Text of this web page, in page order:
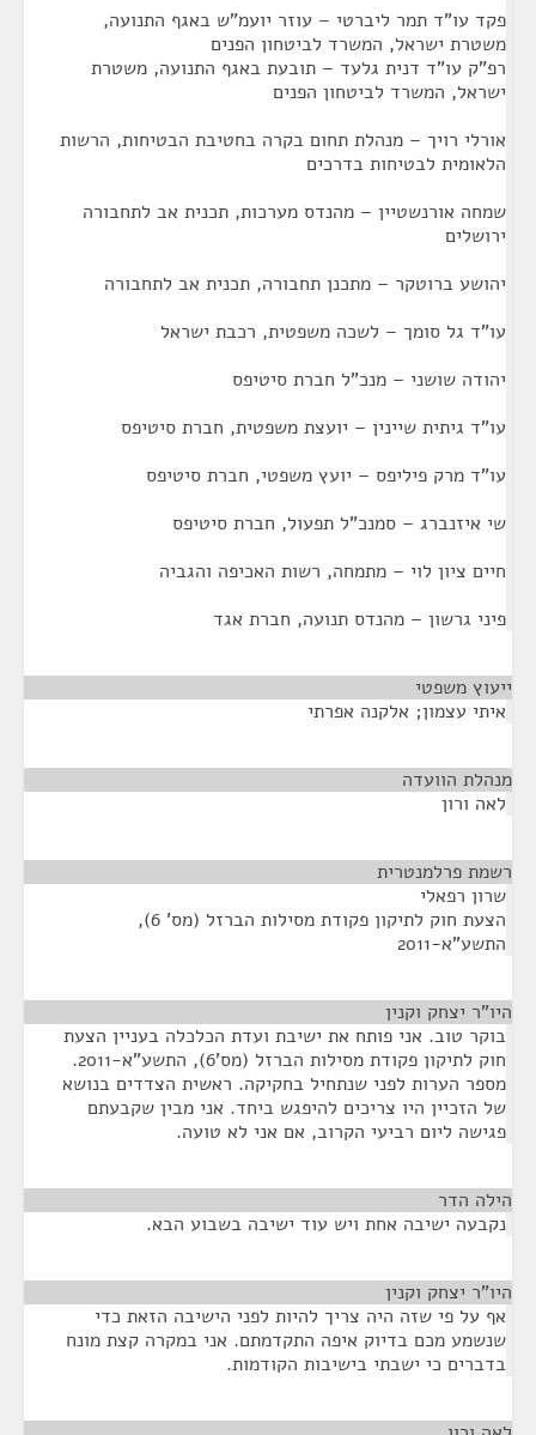
פקד עו"ד תמר ליברטי – עוזר יועמ"ש באגף התנועה,
משטרת ישראל, המשרד לביטחון הפנים
רפ"ק עו"ד דנית גלעד – תובעת באגף התנועה, משטרת
ישראל, המשרד לביטחון הפנים
אורלי רויך – מנהלת תחום בקרה בחטיבת הבטיחות, הרשות
הלאומית לבטיחות בדרכים
שמחה אורנשטיין – מהנדס מערכות, תכנית אב לתחבורה
ירושלים
יהושע ברוטקר – מתכנן תחבורה, תכנית אב לתחבורה
עו"ד גל סומך – לשכה משפטית, רכבת ישראל
יהודה שושני – מנכ"ל חברת סיטיפס
עו"ד גיתית שיינין – יועצת משפטית, חברת סיטיפס
עו"ד מרק פיליפס – יועץ משפטי, חברת סיטיפס
שי איזנברג – סמנכ"ל תפעול, חברת סיטיפס
חיים ציון לוי – מתמחה, רשות האכיפה והגביה
פיני גרשון – מהנדס תנועה, חברת אגד
ייעוץ משפטי
איתי עצמון; אלקנה אפרתי
מנהלת הוועדה
לאה ורון
רשמת פרלמנטרית
שרון רפאלי
הצעת חוק לתיקון פקודת מסילות הברזל (מס' 6),
התשע"א-2011
היו"ר יצחק וקנין
בוקר טוב. אני פותח את ישיבת ועדת הכלכלה בעניין הצעת
חוק לתיקון פקודת מסילות הברזל (מס'6), התשע"א-2011.
מספר הערות לפני שנתחיל בחקיקה. ראשית הצדדים בנושא
של הזכיין היו צריכים להיפגש ביחד. אני מבין שקבעתם
פגישה ליום רביעי הקרוב, אם אני לא טועה.
הילה הדר
נקבעה ישיבה אחת ויש עוד ישיבה בשבוע הבא.
היו"ר יצחק וקנין
אף על פי שזה היה צריך להיות לפני הישיבה הזאת כדי
שנשמע מכם בדיוק איפה התקדמתם. אני במקרה קצת מונח
בדברים כי ישבתי בישיבות הקודמות.